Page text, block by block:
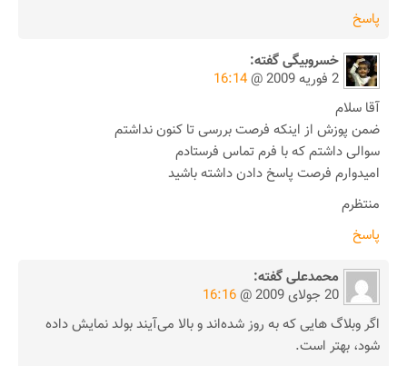
پاسخ
خسروبیگیگفته:
2 فوریه 2009 @
16:14
آقا سلام
ضمن پوزش از اینکه فرصت بررسی تا کنون نداشتم
سوالی داشتم که با فرم تماس فرستادم
امیدوارم فرصت پاسخ دادن داشته باشید
منتظرم
پاسخ
محمدعلیگفته:
20 جولای 2009 @
16:16
اگر وبلاگ هایی که به روز شده‌اند و بالا می‌آیند بولد نمایش داده
شود، بهتر است.